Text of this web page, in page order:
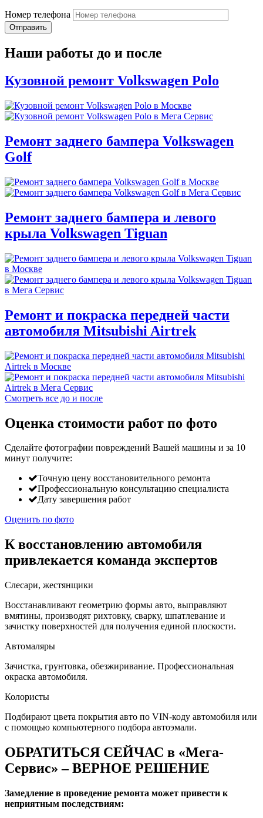
Номер телефона
Наши работы до и после
Кузовной ремонт Volkswagen Polo
Ремонт заднего бампера Volkswagen
Golf
Ремонт заднего бампера и левого
крыла Volkswagen Tiguan
Ремонт и покраска передней части
автомобиля Mitsubishi Airtrek
Смотреть все до и после
Оценка стоимости работ по фото
Сделайте фотографии повреждений Вашей машины и за 10
минут получите:
Точную цену восстановительного ремонта
Профессиональную консультацию специалиста
Дату завершения работ
Оценить по фото
К восстановлению автомобиля
привлекается команда экспертов
Слесари, жестянщики
Восстанавливают геометрию формы авто, выправляют
вмятины, производят рихтовку, сварку, шпатлевание и
зачистку поверхностей для получения единой плоскости.
Автомаляры
Зачистка, грунтовка, обезжиривание. Профессиональная
окраска автомобиля.
Колористы
Подбирают цвета покрытия авто по VIN-коду автомобиля или
с помощью компьютерного подбора автоэмали.
ОБРАТИТЬСЯ СЕЙЧАС в «Мега-
Сервис» – ВЕРНОЕ РЕШЕНИЕ
Замедление в проведение ремонта может привести к
неприятным последствиям: